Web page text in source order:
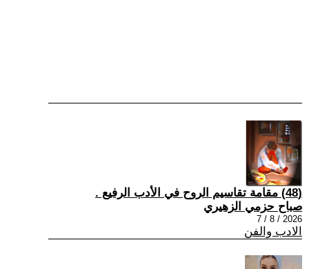
(48) مقامة تقاسيم الروح في الأدب الرفيع .
صباح حزمي الزهيري
2026 / 8 / 7
الادب والفن